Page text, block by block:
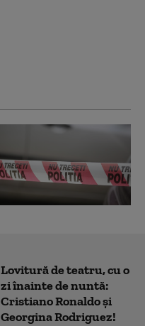
Lovitură de teatru, cu o
zi înainte de nuntă:
Cristiano Ronaldo și
Georgina Rodriguez!